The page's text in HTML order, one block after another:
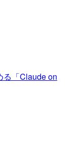
る「Claude on